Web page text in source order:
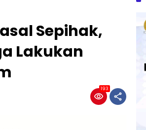
Sepihak,
Lakukan
193